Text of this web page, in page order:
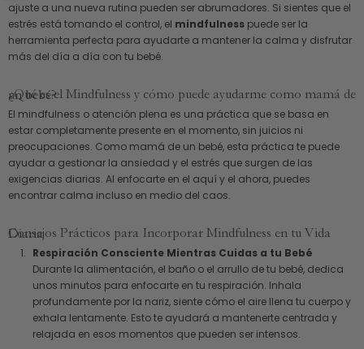
ajuste a una nueva rutina pueden ser abrumadores. Si sientes que el
estrés está tomando el control, el mindfulness puede ser la
herramienta perfecta para ayudarte a mantener la calma y disfrutar
más del día a día con tu bebé.
¿Qué es el Mindfulness y cómo puede ayudarme como mamá de un bebé?
El mindfulness o atención plena es una práctica que se basa en
estar completamente presente en el momento, sin juicios ni
preocupaciones. Como mamá de un bebé, esta práctica te puede
ayudar a gestionar la ansiedad y el estrés que surgen de las
exigencias diarias. Al enfocarte en el aquí y el ahora, puedes
encontrar calma incluso en medio del caos.
Consejos Prácticos para Incorporar Mindfulness en tu Vida Diaria
Respiración Consciente Mientras Cuidas a tu Bebé
Durante la alimentación, el baño o el arrullo de tu bebé, dedica
unos minutos para enfocarte en tu respiración. Inhala
profundamente por la nariz, siente cómo el aire llena tu cuerpo y
exhala lentamente. Esto te ayudará a mantenerte centrada y
relajada en esos momentos que pueden ser intensos.